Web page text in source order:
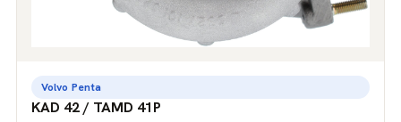
Volvo Penta
KAD 42 / TAMD 41P